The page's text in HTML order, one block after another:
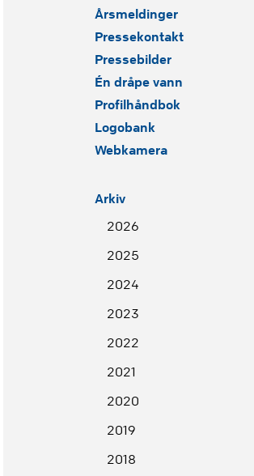
Årsmeldinger
Pressekontakt
Pressebilder
Én dråpe vann
Profilhåndbok
Logobank
Webkamera
Arkiv
2026
2025
2024
2023
2022
2021
2020
2019
2018